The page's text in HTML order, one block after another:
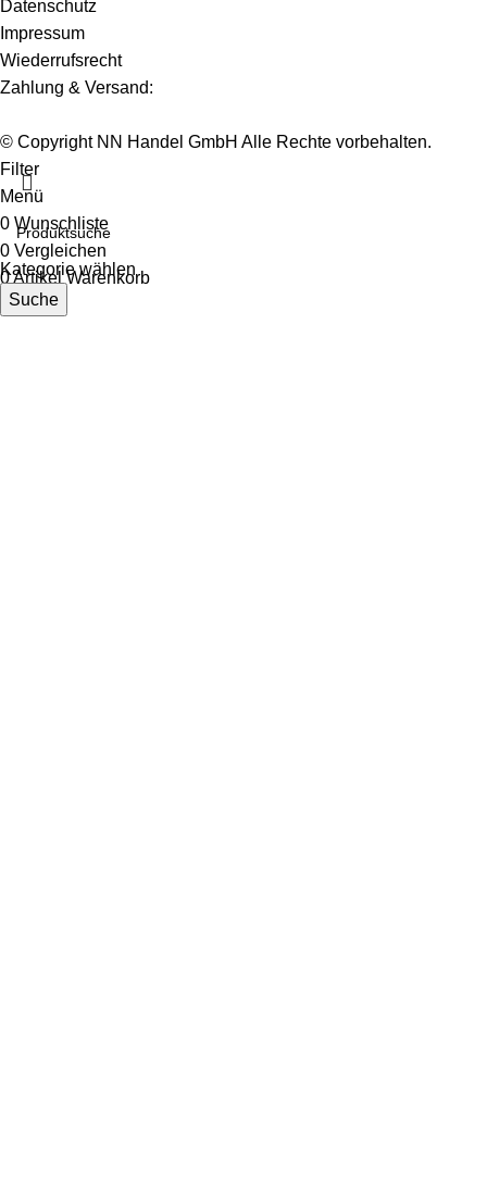
Datenschutz
Impressum
Wiederrufsrecht
Zahlung & Versand:
© Copyright NN Handel GmbH Alle Rechte vorbehalten.
Kategorie wählen
Suche
Filter
Menü
0 Wunschliste
0 Vergleichen
0Artikel Warenkorb